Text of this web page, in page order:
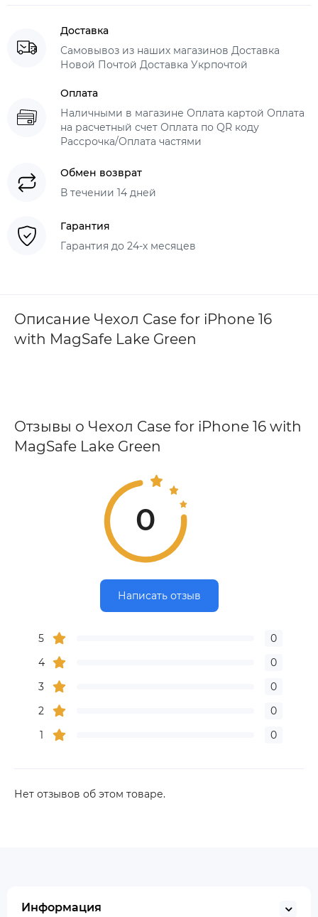
Доставка
Самовывоз из наших магазинов Доставка
Новой Почтой Доставка Укрпочтой
Оплата
Наличными в магазине Оплата картой Оплата
на расчетный счет Оплата по QR коду
Рассрочка/Оплата частями
Обмен возврат
В течении 14 дней
Гарантия
Гарантия до 24-х месяцев
Описание Чехол Case for iPhone 16
with MagSafe Lake Green
Отзывы о Чехол Case for iPhone 16 with
MagSafe Lake Green
0
Написать отзыв
5
0
4
0
3
0
2
0
1
0
Нет отзывов об этом товаре.
Информация